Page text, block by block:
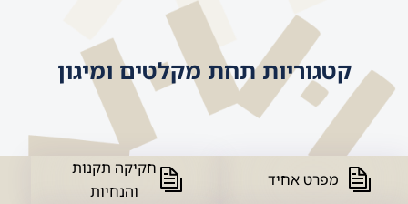
קטגוריות תחת מקלטים ומיגון
מפרט אחיד
חקיקה תקנות
והנחיות